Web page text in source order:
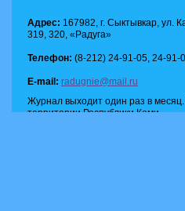
Адрес: 167982, г. Сыктывкар, ул.
319, 320, «Радуга»
Телефон: (8-212) 24-91-05, 24-91-
E-mail: radugnie@mail.ru
Журнал выходит один раз в
территории Республики Коми.